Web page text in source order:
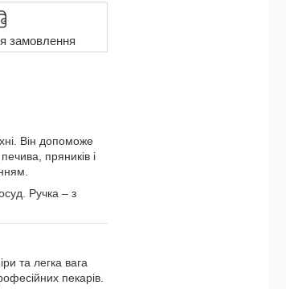
замовлення
Він допоможе
пряників і
Ручка – з
та легка вага
пекарів.